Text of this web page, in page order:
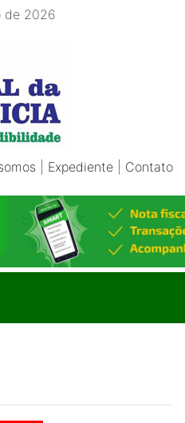
de 2026
Expediente Contato